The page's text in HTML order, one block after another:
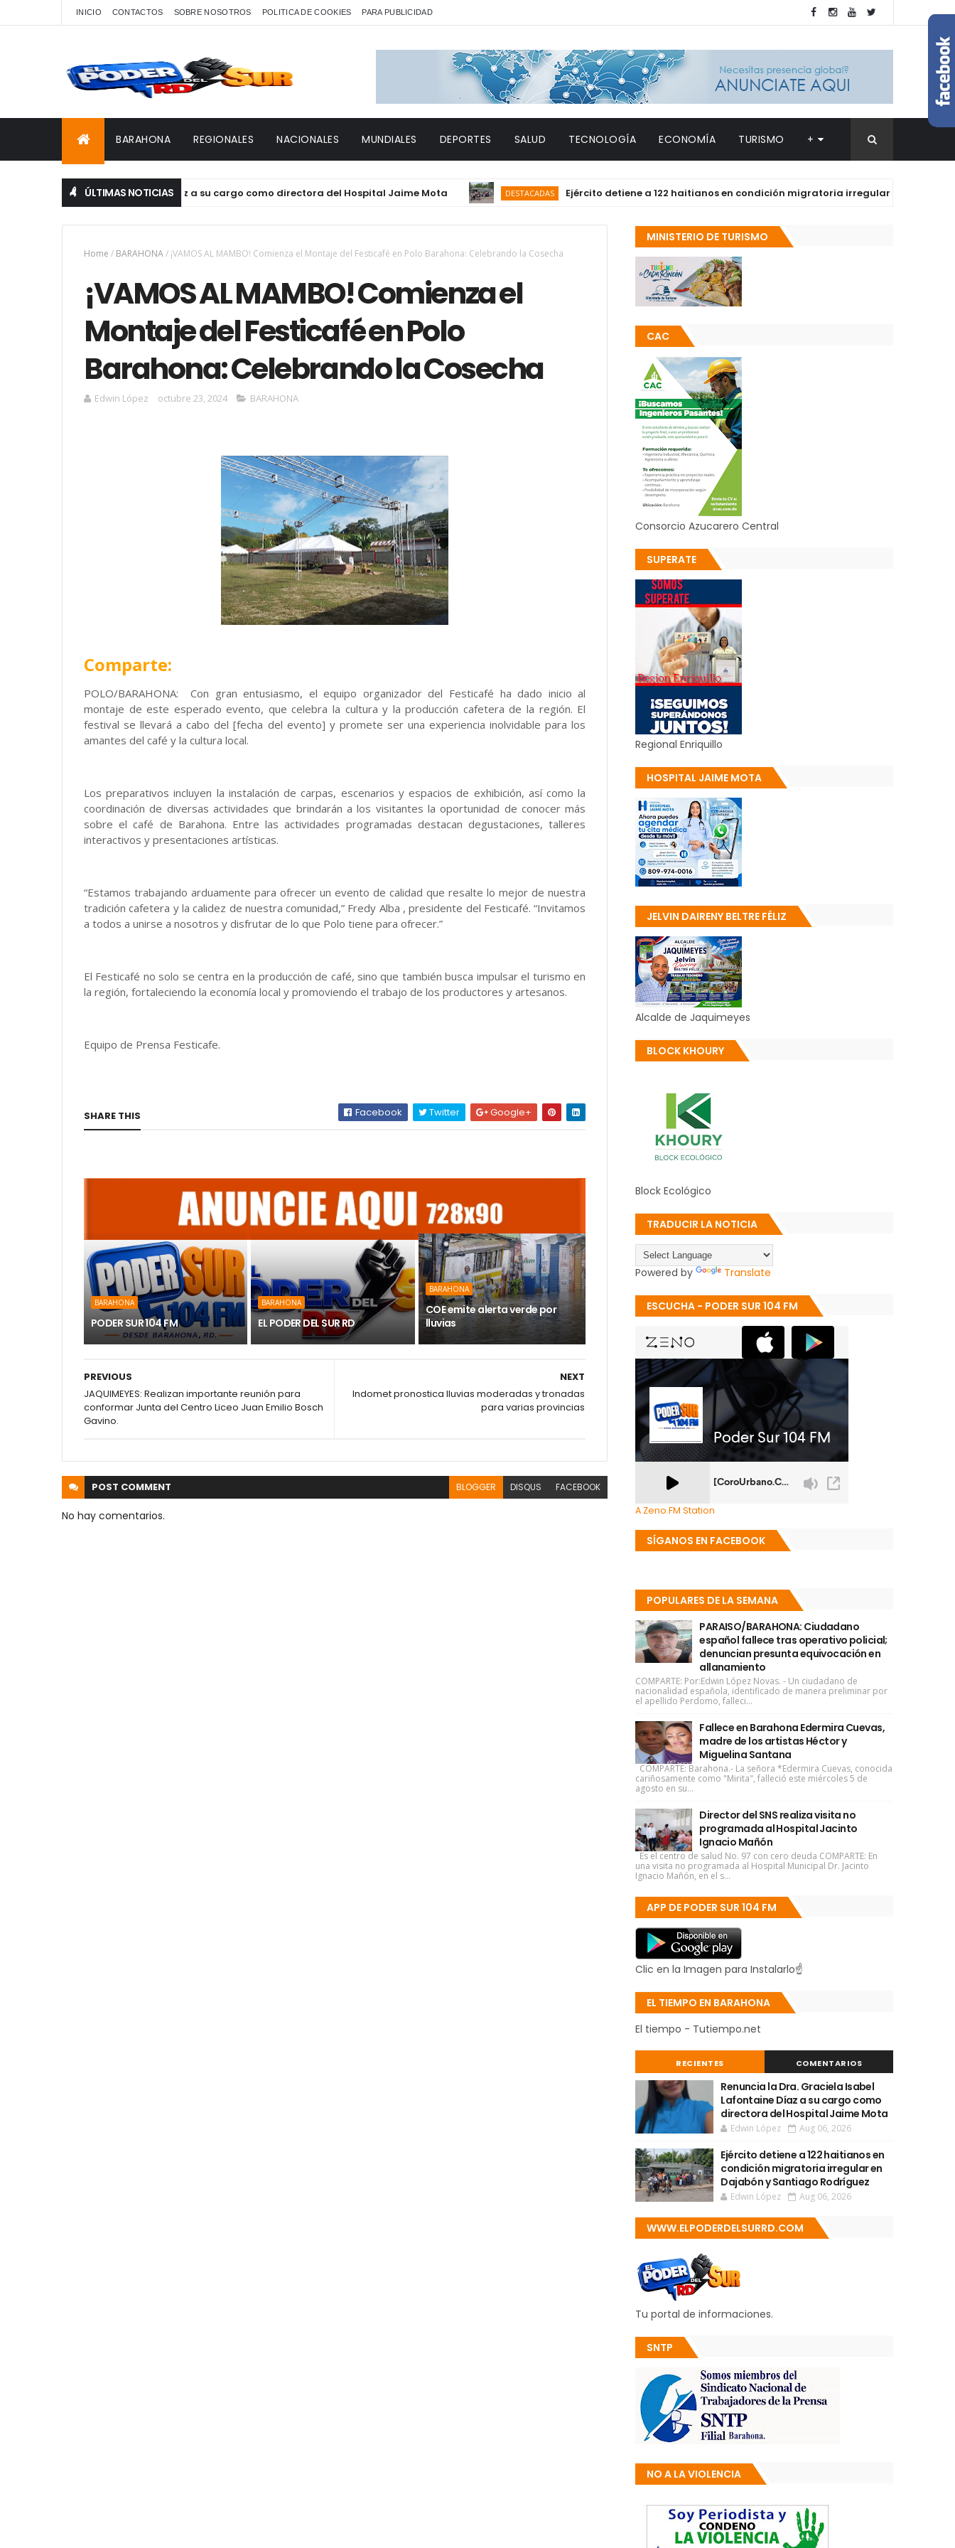
INICIO CONTACTOS SOBRE NOSOTROS POLITICA DE COOKIES PARA PUBLICIDAD
BARAHONA REGIONALES NACIONALES MUNDIALES DEPORTES SALUD TECNOLOGÍA ECONOMÍA TURISMO +
ÚLTIMAS NOTICIAS
Isabel Lafontaine Díaz a su cargo como directora del Hospital Jaime Mota DESTACADAS Ejército detiene a 122 haitianos en condición migratoria irregular en Dajabón y
Home / BARAHONA/ ¡VAMOS AL MAMBO! Comienza el Montaje del Festicafé en Polo Barahona: Celebrando la Cosecha
¡VAMOS AL MAMBO! Comienza el
Montaje del Festicafé en Polo
Barahona: Celebrando la Cosecha
Edwin López octubre 23, 2024 BARAHONA
Comparte:
POLO/BARAHONA: Con gran entusiasmo, el equipo organizador del Festicafé ha dado inicio al
montaje de este esperado evento, que celebra la cultura y la producción cafetera de la región. El
festival se llevará a cabo del [fecha del evento] y promete ser una experiencia inolvidable para los
amantes del café y la cultura local.
Los preparativos incluyen la instalación de carpas, escenarios y espacios de exhibición, así como la
coordinación de diversas actividades que brindarán a los visitantes la oportunidad de conocer más
sobre el café de Barahona. Entre las actividades programadas destacan degustaciones, talleres
interactivos y presentaciones artísticas.
“Estamos trabajando arduamente para ofrecer un evento de calidad que resalte lo mejor de nuestra
tradición cafetera y la calidez de nuestra comunidad,” Fredy Alba , presidente del Festicafé. “Invitamos
a todos a unirse a nosotros y disfrutar de lo que Polo tiene para ofrecer.”
El Festicafé no solo se centra en la producción de café, sino que también busca impulsar el turismo en
la región, fortaleciendo la economía local y promoviendo el trabajo de los productores y artesanos.
Equipo de Prensa Festicafe.
SHARE THIS Facebook Twitter Google+
BARAHONA
PODER SUR 104 FM
BARAHONA
EL PODER DEL SUR RD
BARAHONA
COE emite alerta verde por
lluvias
NEXT
Indomet pronostica lluvias moderadas y tronadas
para varias provincias
PREVIOUS
JAQUIMEYES: Realizan importante reunión para
conformar Junta del Centro Liceo Juan Emilio Bosch
Gavino.
POST COMMENT BLOGGER DISQUS FACEBOOK
No hay comentarios.
MINISTERIO DE TURISMO
CAC
Consorcio Azucarero Central
SUPERATE
Regional Enriquillo
HOSPITAL JAIME MOTA
JELVIN DAIRENY BELTRE FÉLIZ
Alcalde de Jaquimeyes
BLOCK KHOURY
Block Ecológico
TRADUCIR LA NOTICIA
Powered by Translate
ESCUCHA - PODER SUR 104 FM
A Zeno.FM Station
SÍGANOS EN FACEBOOK
POPULARES DE LA SEMANA
PARAISO/BARAHONA: Ciudadano
español fallece tras operativo policial;
denuncian presunta equivocación en
allanamiento
COMPARTE: Por:Edwin López Novas. - Un ciudadano de
nacionalidad española, identificado de manera preliminar por
el apellido Perdomo, falleci...
Fallece en Barahona Edermira Cuevas,
madre de los artistas Héctor y
Miguelina Santana
COMPARTE: Barahona.- La señora *Edermira Cuevas, conocida
cariñosamente como "Mirita", falleció este miércoles 5 de
agosto en su...
Director del SNS realiza visita no
programada al Hospital Jacinto
Ignacio Mañón
Es el centro de salud No. 97 con cero deuda COMPARTE: En
una visita no programada al Hospital Municipal Dr. Jacinto
Ignacio Mañón, en el s...
APP DE PODER SUR 104 FM
Clic en la Imagen para Instalarlo☝
EL TIEMPO EN BARAHONA
El tiempo - Tutiempo.net
RECIENTES COMENTARIOS
Renuncia la Dra. Graciela Isabel
Lafontaine Díaz a su cargo como
directora del Hospital Jaime Mota
Edwin López Aug 06, 2026
Ejército detiene a 122 haitianos en
condición migratoria irregular en
Dajabón y Santiago Rodríguez
Edwin López Aug 06, 2026
WWW.ELPODERDELSURRD.COM
Tu portal de informaciones.
SNTP
NO A LA VIOLENCIA